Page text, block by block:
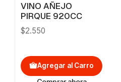
VINO AÑEJO
PIRQUE 920CC
$2.550
Agregar al Carro